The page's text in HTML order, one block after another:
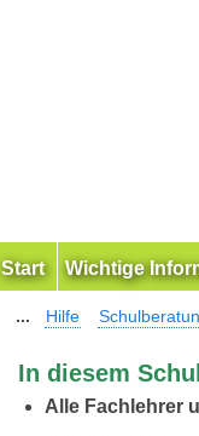
Start Wichtige
... Hilfe
In diesem
Alle Fachlehrer